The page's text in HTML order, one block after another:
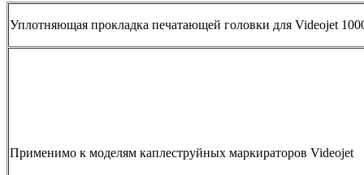
Уплотняющая прокладка печатающей головки для Videojet
Применимо к моделям каплеструйных маркираторов Videojet